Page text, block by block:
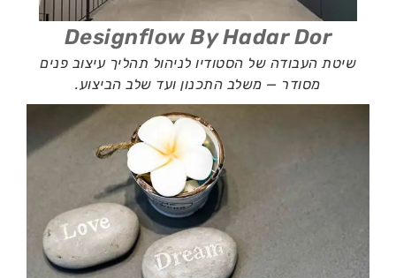
Designflow By Hadar Dor
שיטת העבודה של הסטודיו לניהול תהליך עיצוב פנים
מסודר — משלב התכנון ועד שלב הביצוע.